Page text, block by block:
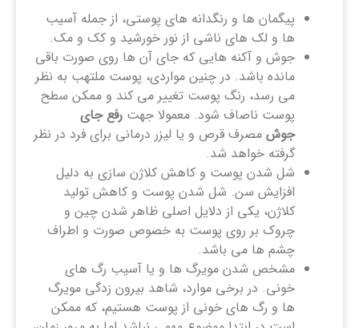
پیگمان ها و رنگدانه های پوستی، از جمله آسیب
ها و لک های ناشی از نور خورشید و کک و مک.
جوش و آکنه هایی که جای آن ها روی صورت باقی
مانده باشد. در چنین مواردی، پوست ملتهب به نظر
می رسد، رنگ پوست تغییر می کند و ممکن سطح
پوست ناصاف شود. معمولا جهت رفع جای
جوش مصرف قرص و یا لیزر درمانی برای فرد در نظر
گرفته خواهد شد.
شل شدن پوست و کاهش کلاژن سازی به دلیل
افزایش سن. شل شدن پوست و کاهش تولید
کلاژن، یکی از دلایل اصلی ظاهر شدن چین و
چروک بر روی پوست به خصوص صورت و اطراف
چشم ها می باشد.
مشخص شدن مویرگ ها و یا آسیب رگ های
خونی. در برخی موارد، شاهد بیرون زدگی مویرگ
ها و رگ های خونی از پوست هستیم، که ممکن